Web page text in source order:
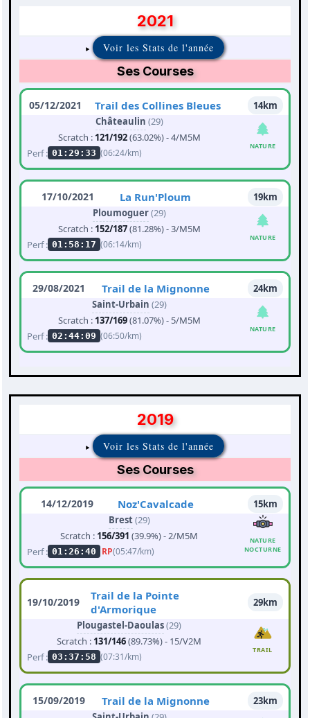
2021
Voir les Stats de l'année
Ses Courses
05/12/2021 Trail des Collines Bleues
14km
Châteaulin (29)
Scratch : 121/192(63.02%) - 4/M5M
Perf : 01:29:33 (06:24/km)
NATURE
17/10/2021 La Run'Ploum
19km
Ploumoguer(29)
Scratch : 152/187(81.28%) - 3/M5M
Perf : 01:58:17 (06:14/km)
NATURE
29/08/2021 Trail de la Mignonne
24km
Saint-Urbain (29)
Scratch : 137/169(81.07%) - 5/M5M
Perf : 02:44:09 (06:50/km)
NATURE
2019
Voir les Stats de l'année
Ses Courses
14/12/2019 Noz'Cavalcade
15km
Brest(29)
Scratch : 156/391 (39.9%) - 2/M5M
Perf : 01:26:40 RP(05:47/km)
NATURE
NOCTURNE
19/10/2019
Trail de la Pointe
d'Armorique
29km
Plougastel-Daoulas(29)
Scratch : 131/146(89.73%) - 15/V2M
Perf : 03:37:58 (07:31/km)
TRAIL
15/09/2019 Trail de la Mignonne
23km